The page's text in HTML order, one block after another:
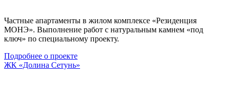
Частные апартаменты в жилом комплексе «Резиденция
МОНЭ». Выполнение работ с натуральным камнем «под
ключ» по специальному проекту.
Подробнее о проекте
ЖК «Долина Сетунь»